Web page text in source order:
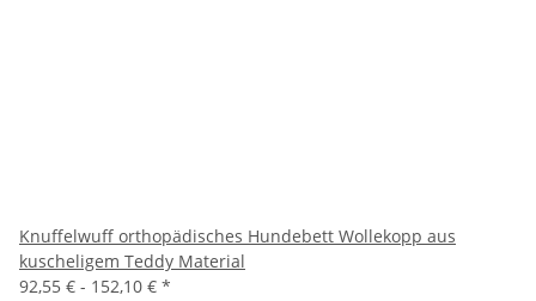
Knuffelwuff orthopädisches Hundebett Wollekopp aus
kuscheligem Teddy Material
92,55 € - 152,10 € *